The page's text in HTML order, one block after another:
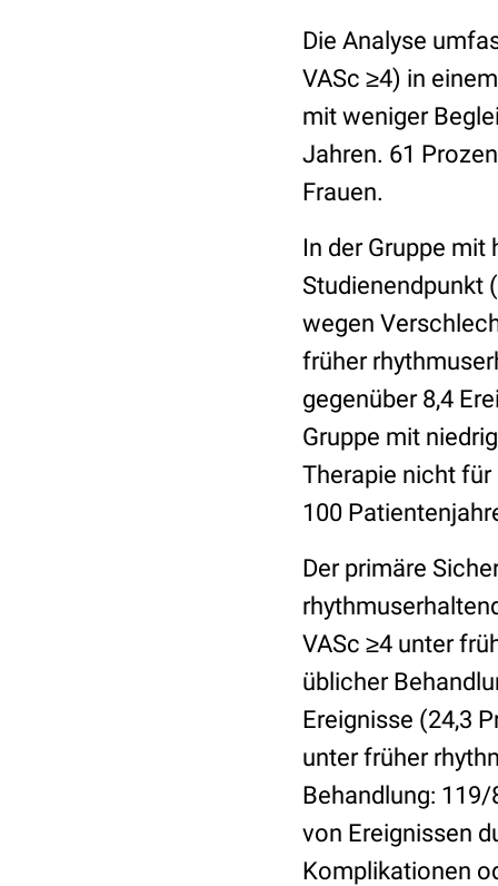
Die Analyse
VASc ≥4) in
mit weniger
Jahren. 61
Frauen.
In der Gruppe mit
Studienendpunkt
wegen
früher
gegenüber 8,4
Gruppe mit
Therapie nicht für
100
Der primäre
VASc ≥4 unter
üblicher
Ereignisse (24,3
unter früher
Behandlung:
von Ereignissen
Komplikationen